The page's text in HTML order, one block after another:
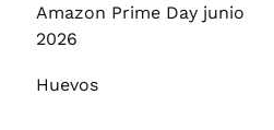
Amazon Prime Day junio
2026
Huevos